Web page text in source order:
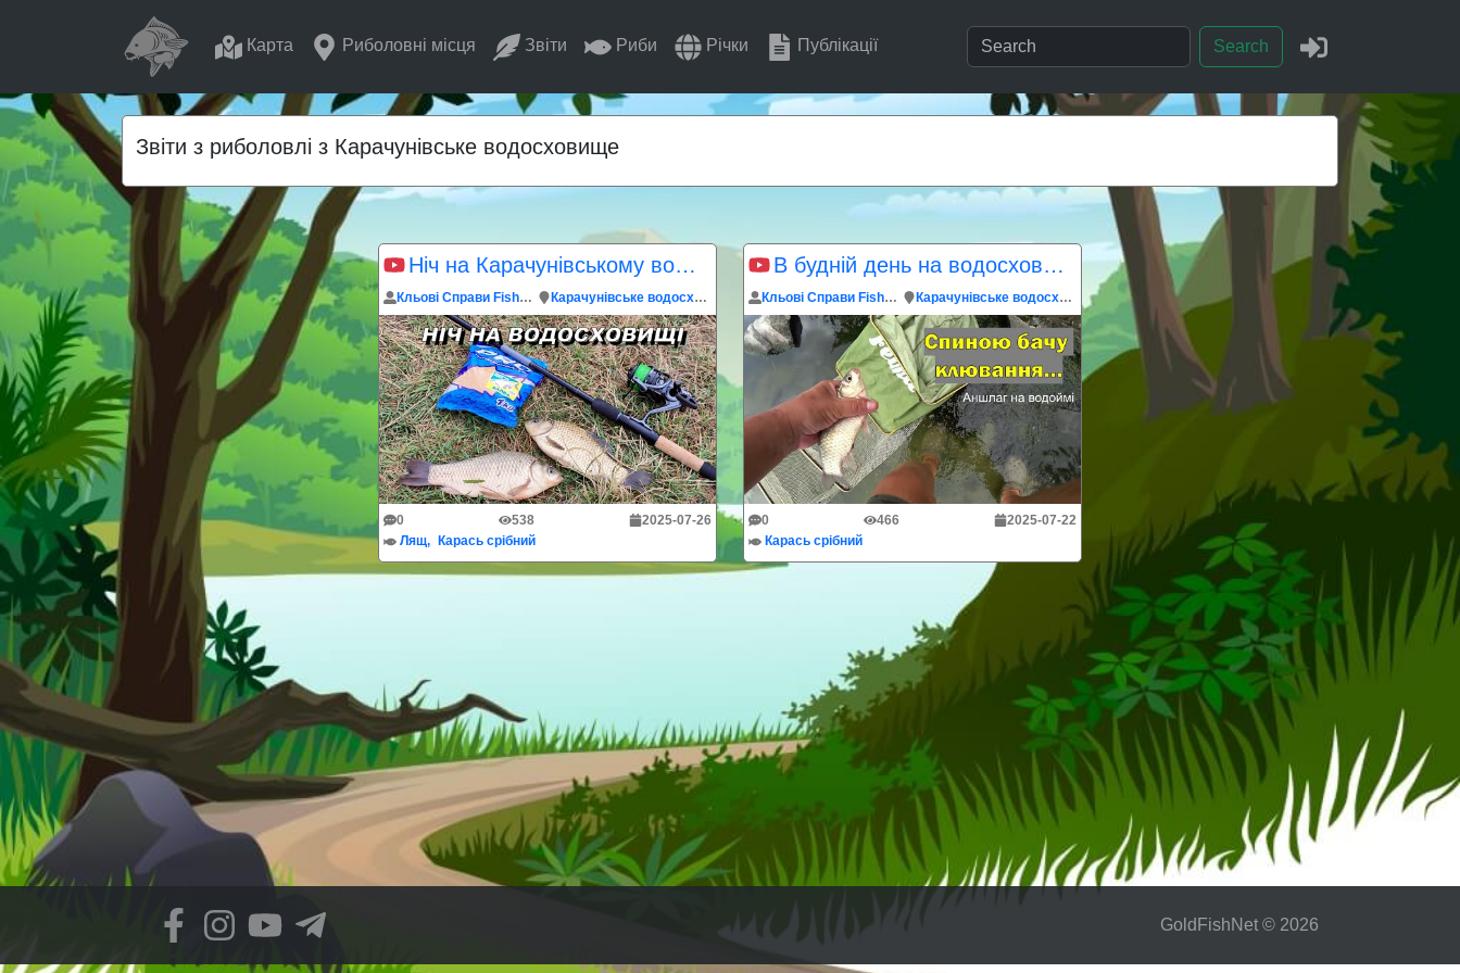
Карта Риболовні місця Звіти Риби Річки Публікації Search
Звіти з риболовлі з Карачунівське водосховище
Ніч на Карачунівському водосховищі
Кльові Справи Fisherman Карачунівське водосховище
0 538
2025-07-26
Лящ
Карась срібний
В будній день на водосховищі аншлаг
Кльові Справи Fisherman Карачунівське водосховище
0 466
2025-07-22
Карась срібний
GoldFіshNet © 2026